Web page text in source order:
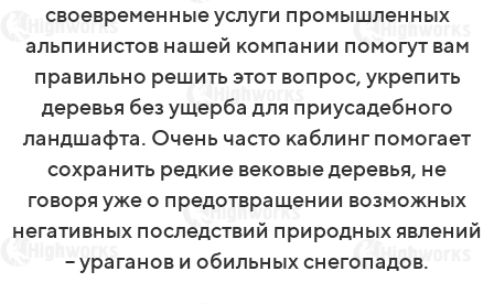
своевременные услуги промышленных
альпинистов нашей компании помогут вам
правильно решить этот вопрос, укрепить
деревья без ущерба для приусадебного
ландшафта. Очень часто каблинг помогает
сохранить редкие вековые деревья, не
говоря уже о предотвращении возможных
негативных последствий природных явлений
– ураганов и обильных снегопадов.